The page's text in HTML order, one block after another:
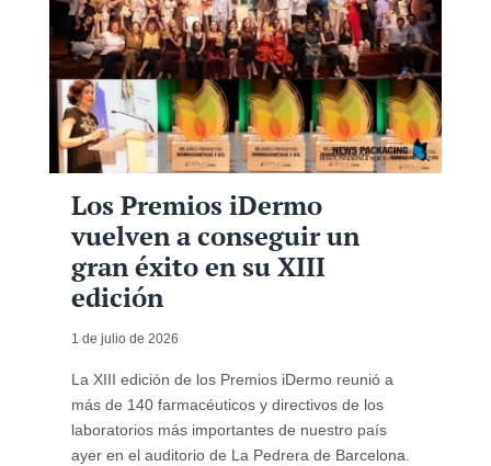
Los Premios iDermo
vuelven a conseguir un
gran éxito en su XIII
edición
1 de julio de 2026
La XIII edición de los Premios iDermo reunió a
más de 140 farmacéuticos y directivos de los
laboratorios más importantes de nuestro país
ayer en el auditorio de La Pedrera de Barcelona.